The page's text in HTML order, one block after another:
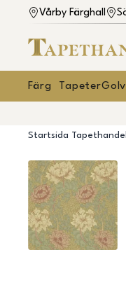
Vårby Färghall
Färg TapeterGolv
Startsida